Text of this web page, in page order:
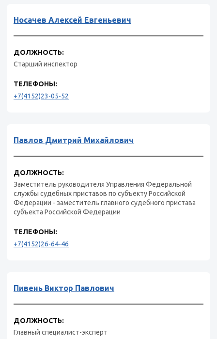
Носачев Алексей Евгеньевич
ДОЛЖНОСТЬ:
Старший инспектор
ТЕЛЕФОНЫ:
+7(4152)23-05-52
Павлов Дмитрий Михайлович
ДОЛЖНОСТЬ:
Заместитель руководителя Управления Федеральной
службы судебных приставов по субъекту Российской
Федерации - заместитель главного судебного пристава
субъекта Российской Федерации
ТЕЛЕФОНЫ:
+7(4152)26-64-46
Пивень Виктор Павлович
ДОЛЖНОСТЬ:
Главный специалист-эксперт